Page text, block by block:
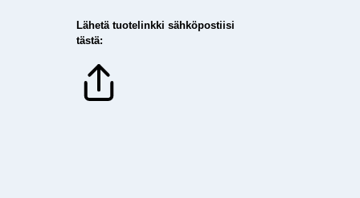
Lähetä tuotelinkki sähköpostiisi
tästä: